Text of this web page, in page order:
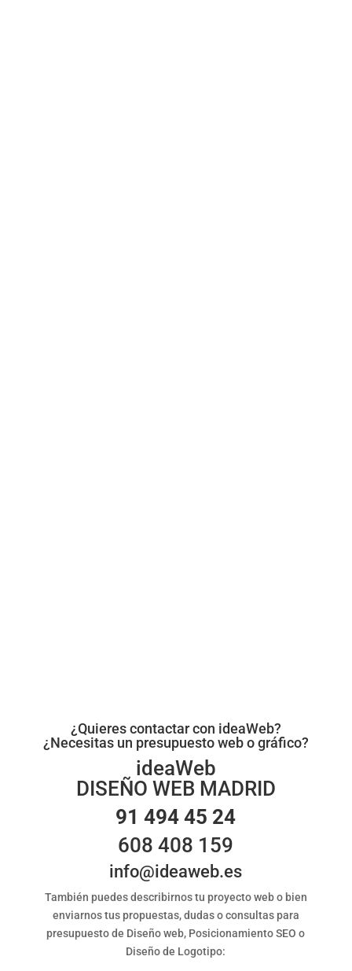
¿Quieres contactar con ideaWeb?
¿Necesitas un presupuesto web o gráfico?
ideaWeb
DISEÑO WEB MADRID
91 494 45 24
608 408 159
info@ideaweb.es
También puedes describirnos tu proyecto web o bien
enviarnos tus propuestas, dudas o consultas para
presupuesto de Diseño web, Posicionamiento SEO o
Diseño de Logotipo: